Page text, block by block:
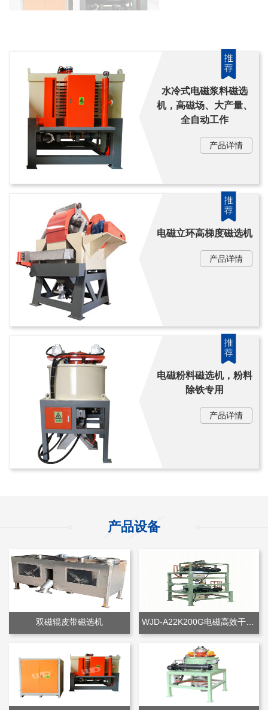
水冷式电磁浆料磁选
机，高磁场、大产量、
全自动工作
产品详情
电磁立环高梯度磁选机
产品详情
电磁粉料磁选机，粉料
除铁专用
产品详情
产品设备
双磁辊皮带磁选机 WJD-A22K200G电磁高效干粉除铁机